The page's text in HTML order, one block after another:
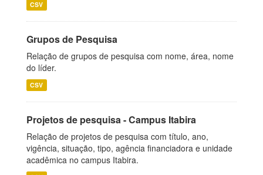
CSV
Grupos de Pesquisa
Relação de grupos de pesquisa com nome, área, nome
do líder.
CSV
Projetos de pesquisa - Campus Itabira
Relação de projetos de pesquisa com título, ano,
vigência, situação, tipo, agência financiadora e unidade
acadêmica no campus Itabira.